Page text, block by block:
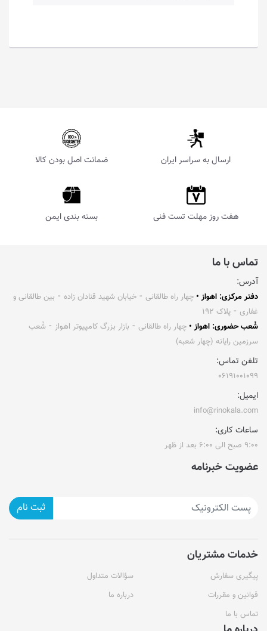
ارسال به سراسر ایران ضمانت اصل بودن کالا
هفت روز مهلت تست فنی بسته بندی ایمن
تماس با ما
آدرس:
دفتر مرکزی: اهواز • چهار راه طالقانی ⁃ خیابان شهید قنادان زاده ⁃ بین طالقانی و
غفاری ⁃ پلاک ۱۹۲
شُعب حضوری: اهواز • چهار راه طالقانی ⁃ بازار بزرگ کامپیوتر اهواز ⁃ شُعب
سرزمین رایانه (چهار شعبه)
تلفن تماس:
۰۶۱۹۱۰۰۱۰۹۹
ایمیل:
info@rinokala.com
ساعات کاری:
۹:۰۰ صبح الی ۶:۰۰ بعد از ظهر
عضویت خبرنامه
ثبت نام
خدمات مشتریان
پیگیری سفارش
سؤالات متداول
قوانین و مقررات
درباره ما
تماس با ما